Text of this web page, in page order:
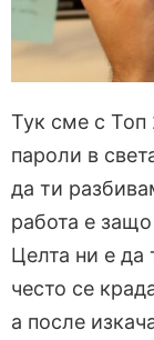
Тук сме с Топ
пароли в
да ти
работа е
Целта ни е да
често се
а после